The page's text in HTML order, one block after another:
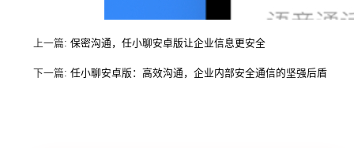
上一篇: 保密沟通，任小聊安卓版让企业信息更安全
下一篇: 任小聊安卓版：高效沟通，企业内部安全通信的坚强后盾